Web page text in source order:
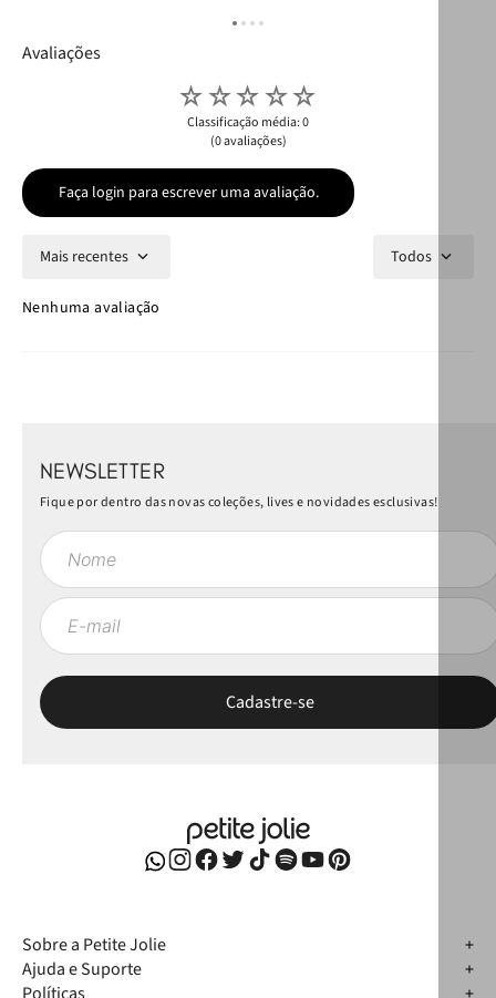
Avaliações
☆☆☆☆☆
Classificação média: 0
(0 avaliações)
Faça login para escrever uma avaliação.
Mais recentes Todos
Nenhuma avaliação
NEWSLETTER
Fique por dentro das novas coleções, lives e novidades esclusivas!
Sobre a Petite Jolie
Ajuda e Suporte